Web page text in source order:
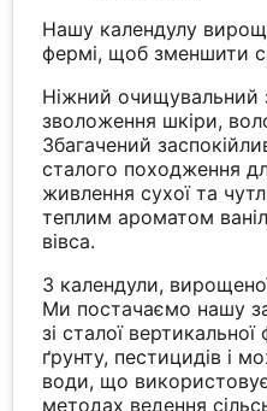
Нашу календулу
фермі, щоб зменшити
Ніжний очищувальний
зволоження шкіри,
Збагачений
сталого походження
живлення сухої та
теплим ароматом
вівса.
З календули,
Ми постачаємо нашу
зі сталої
ґрунту, пестицидів і
води, що
методах ведення